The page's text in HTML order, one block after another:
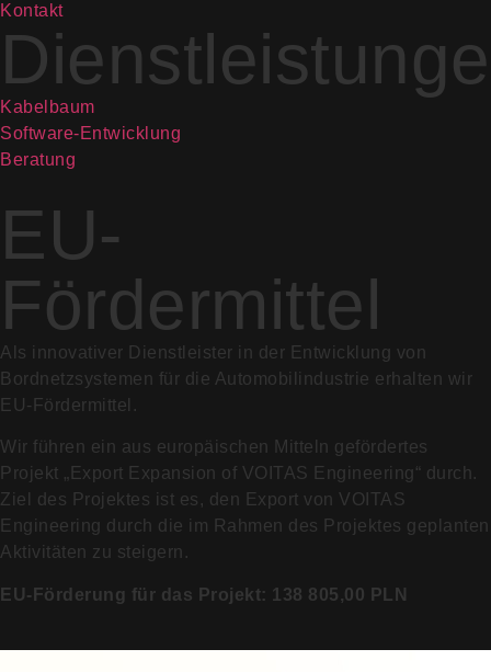
Kontakt
Kabelbaum
Software-Entwicklung
Beratung
EU-
Fördermittel
Als innovativer Dienstleister in der Entwicklung von
Bordnetzsystemen für die Automobilindustrie erhalten wir
EU-Fördermittel.
Wir führen ein aus europäischen Mitteln gefördertes
Projekt „Export Expansion of VOITAS Engineering“ durch.
Ziel des Projektes ist es, den Export von VOITAS
Engineering durch die im Rahmen des Projektes geplanten
Aktivitäten zu steigern.
EU-Förderung für das Projekt: 138 805,00 PLN